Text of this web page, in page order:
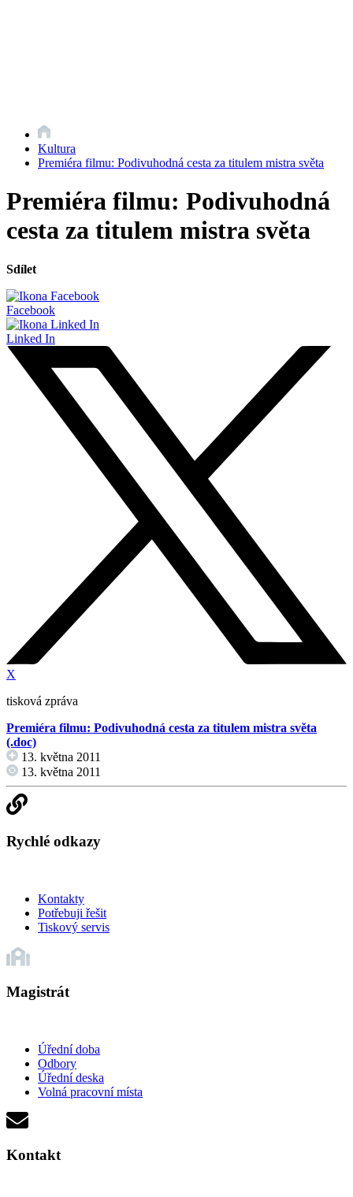
Kultura
Premiéra filmu: Podivuhodná cesta za titulem mistra světa
Premiéra filmu: Podivuhodná
cesta za titulem mistra světa
Sdílet
Facebook
Linked In
X
tisková zpráva
Premiéra filmu: Podivuhodná cesta za titulem mistra světa
(.doc)
13. května 2011
13. května 2011
Rychlé odkazy
Kontakty
Potřebuji řešit
Tiskový servis
Magistrát
Úřední doba
Odbory
Úřední deska
Volná pracovní místa
Kontakt